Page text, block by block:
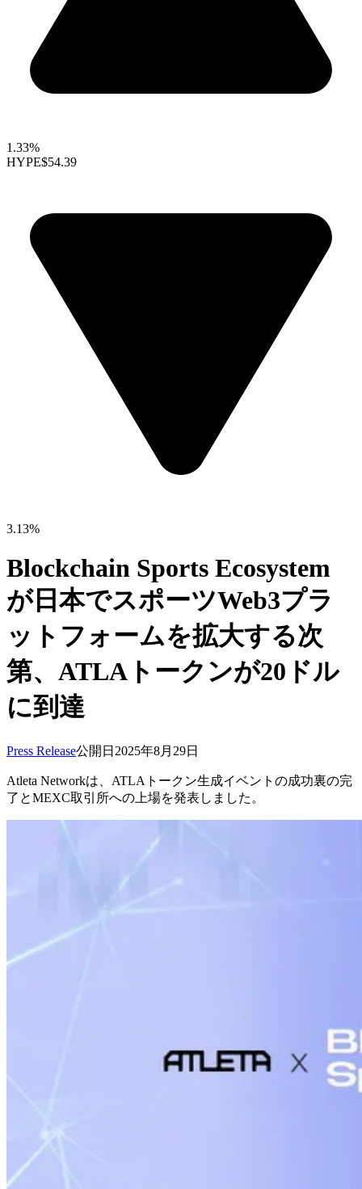
1.33%
HYPE$54.39
3.13%
Blockchain Sports Ecosystem
が日本でスポーツWeb3プラ
ットフォームを拡大する次
第、ATLAトークンが20ドル
に到達
Press Release公開日 2025年8月29日
Atleta Networkは、ATLAトークン生成イベントの成功裏の完
了とMEXC取引所への上場を発表しました。